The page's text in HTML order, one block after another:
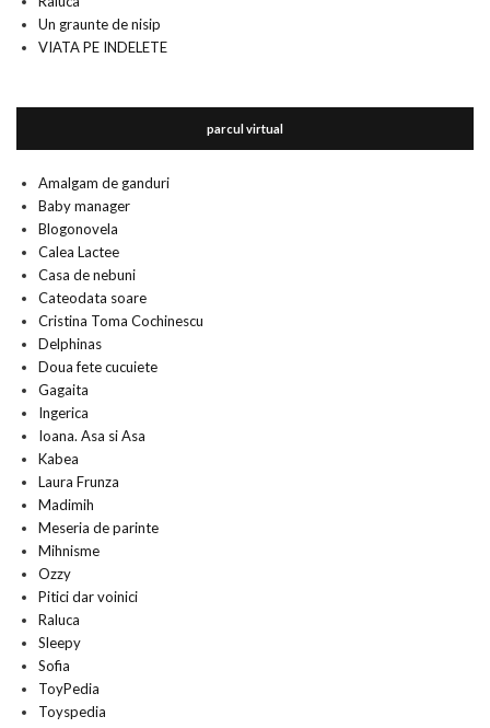
Un graunte de nisip
VIATA PE INDELETE
parcul virtual
Amalgam de ganduri
Baby manager
Blogonovela
Calea Lactee
Casa de nebuni
Cateodata soare
Cristina Toma Cochinescu
Delphinas
Doua fete cucuiete
Gagaita
Ingerica
Ioana. Asa si Asa
Kabea
Laura Frunza
Madimih
Meseria de parinte
Mihnisme
Ozzy
Pitici dar voinici
Raluca
Sleepy
Sofia
ToyPedia
Toyspedia